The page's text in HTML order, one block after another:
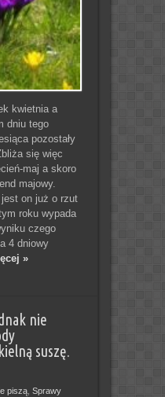
kwietnia a
dniu tego
pozostały
się więc
maj a skoro
majowy.
on już o rzut
roku wypada
czego
4 dniowy
»
nie
suszę.
piszą, Sprawy